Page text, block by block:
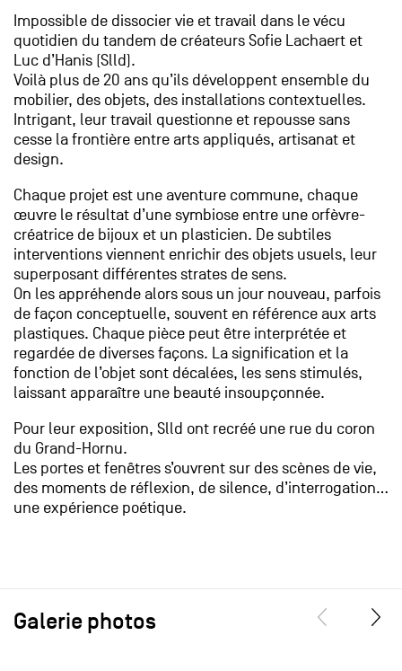
Impossible de dissocier vie et travail dans le vécu
quotidien du tandem de créateurs Sofie Lachaert et
Luc d’Hanis (Slld).
Voilà plus de 20 ans qu’ils développent ensemble du
mobilier, des objets, des installations contextuelles.
Intrigant, leur travail questionne et repousse sans
cesse la frontière entre arts appliqués, artisanat et
design.
Chaque projet est une aventure commune, chaque
œuvre le résultat d’une symbiose entre une orfèvre-
créatrice de bijoux et un plasticien. De subtiles
interventions viennent enrichir des objets usuels, leur
superposant différentes strates de sens.
On les appréhende alors sous un jour nouveau, parfois
de façon conceptuelle, souvent en référence aux arts
plastiques. Chaque pièce peut être interprétée et
regardée de diverses façons. La signification et la
fonction de l’objet sont décalées, les sens stimulés,
laissant apparaître une beauté insoupçonnée.
Pour leur exposition, Slld ont recréé une rue du coron
du Grand-Hornu.
Les portes et fenêtres s’ouvrent sur des scènes de vie,
des moments de réflexion, de silence, d’interrogation…
une expérience poétique.
Galerie photos